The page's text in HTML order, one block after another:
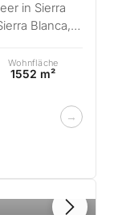
in Sierra
Blanca,
Wohnfläche
1552 m²